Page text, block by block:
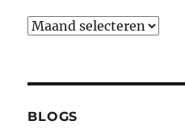
Archieven
BLOGS